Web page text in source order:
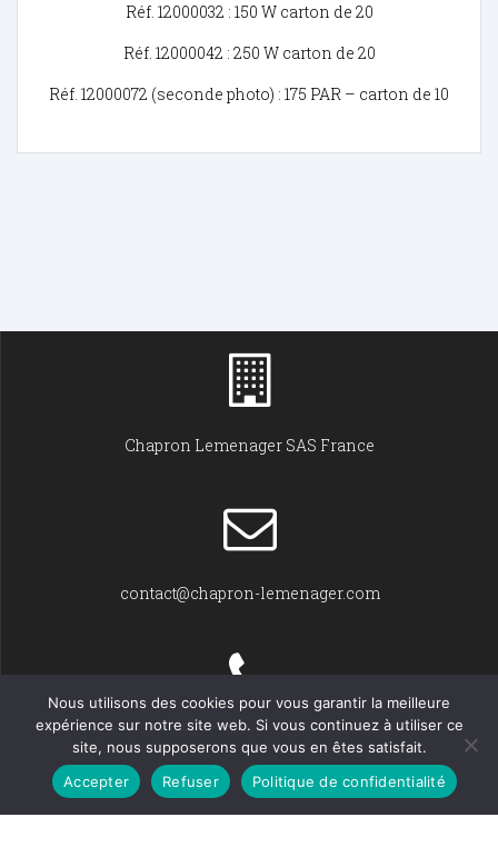
Réf. 12000032 : 150 W carton de 20
Réf. 12000042 : 250 W carton de 20
Réf. 12000072 (seconde photo) : 175 PAR – carton de 10
Chapron Lemenager SAS France
contact@chapron-lemenager.com
+33 (0)2 31 22 02 55
Nous utilisons des cookies pour vous garantir la meilleure
expérience sur notre site web. Si vous continuez à utiliser ce
site, nous supposerons que vous en êtes satisfait.
Accepter
Refuser Politique de confidentialité